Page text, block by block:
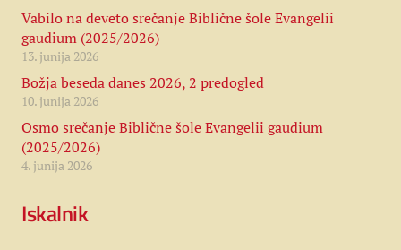
Vabilo na deveto srečanje Biblične šole Evangelii
gaudium (2025/2026)
13. junija 2026
Božja beseda danes 2026, 2 predogled
10. junija 2026
Osmo srečanje Biblične šole Evangelii gaudium
(2025/2026)
4. junija 2026
Iskalnik